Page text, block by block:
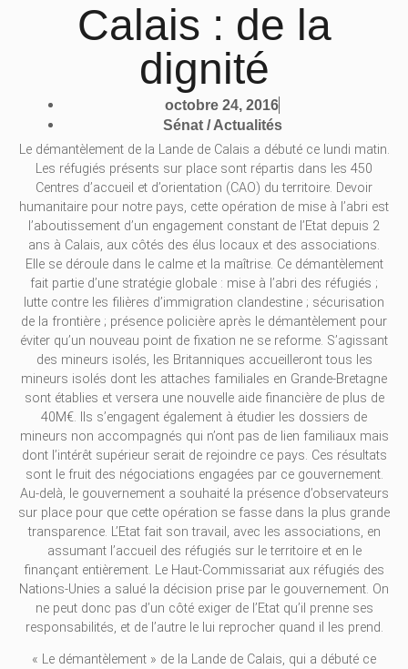
Calais : de la
dignité
octobre 24, 2016
Sénat / Actualités
Le démantèlement de la Lande de Calais a débuté ce lundi matin.
Les réfugiés présents sur place sont répartis dans les 450
Centres d’accueil et d’orientation (CAO) du territoire. Devoir
humanitaire pour notre pays, cette opération de mise à l’abri est
l’aboutissement d’un engagement constant de l’Etat depuis 2
ans à Calais, aux côtés des élus locaux et des associations.
Elle se déroule dans le calme et la maîtrise. Ce démantèlement
fait partie d’une stratégie globale : mise à l’abri des réfugiés ;
lutte contre les filières d’immigration clandestine ; sécurisation
de la frontière ; présence policière après le démantèlement pour
éviter qu’un nouveau point de fixation ne se reforme. S’agissant
des mineurs isolés, les Britanniques accueilleront tous les
mineurs isolés dont les attaches familiales en Grande-Bretagne
sont établies et versera une nouvelle aide financière de plus de
40M€. Ils s’engagent également à étudier les dossiers de
mineurs non accompagnés qui n’ont pas de lien familiaux mais
dont l’intérêt supérieur serait de rejoindre ce pays. Ces résultats
sont le fruit des négociations engagées par ce gouvernement.
Au-delà, le gouvernement a souhaité la présence d’observateurs
sur place pour que cette opération se fasse dans la plus grande
transparence. L’Etat fait son travail, avec les associations, en
assumant l’accueil des réfugiés sur le territoire et en le
finançant entièrement. Le Haut-Commissariat aux réfugiés des
Nations-Unies a salué la décision prise par le gouvernement. On
ne peut donc pas d’un côté exiger de l’Etat qu’il prenne ses
responsabilités, et de l’autre le lui reprocher quand il les prend.
« Le démantèlement » de la Lande de Calais, qui a débuté ce